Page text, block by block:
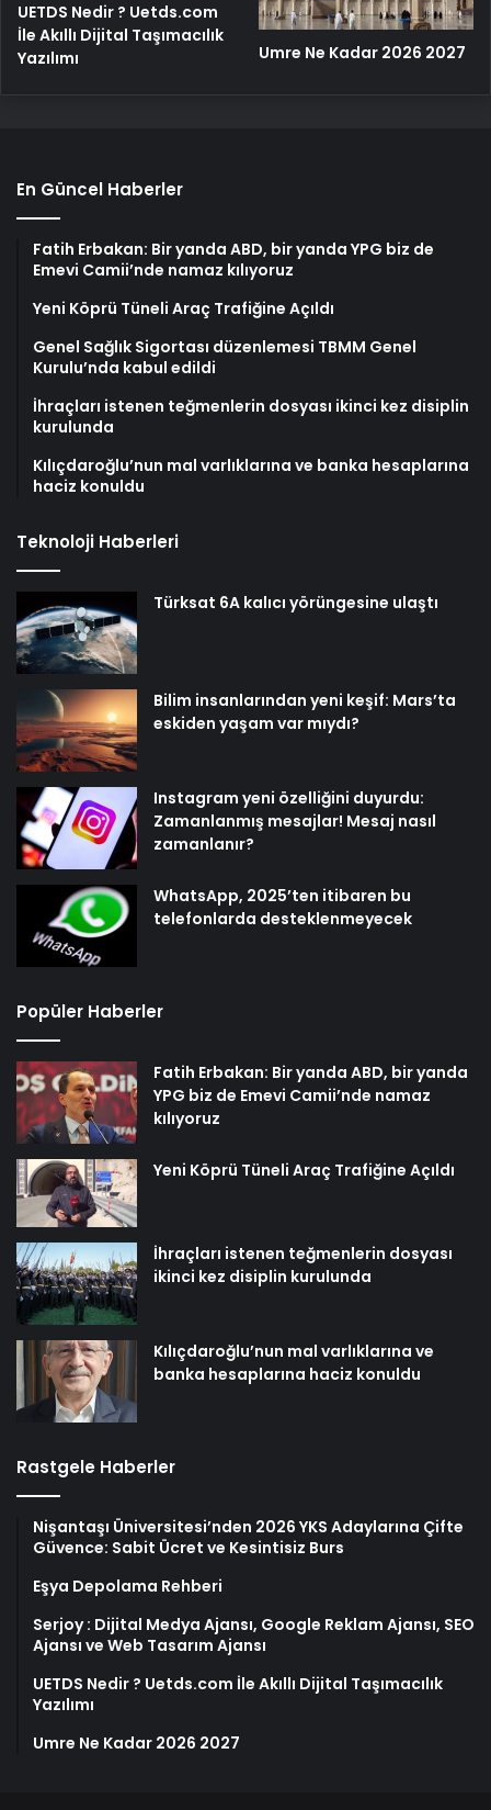
UETDS Nedir ? Uetds.com
İle Akıllı Dijital Taşımacılık
Yazılımı
Umre Ne Kadar 2026 2027
En Güncel Haberler
Fatih Erbakan: Bir yanda ABD, bir yanda YPG biz de
Emevi Camii’nde namaz kılıyoruz
Yeni Köprü Tüneli Araç Trafiğine Açıldı
Genel Sağlık Sigortası düzenlemesi TBMM Genel
Kurulu’nda kabul edildi
İhraçları istenen teğmenlerin dosyası ikinci kez disiplin
kurulunda
Kılıçdaroğlu’nun mal varlıklarına ve banka hesaplarına
haciz konuldu
Teknoloji Haberleri
Türksat 6A kalıcı yörüngesine ulaştı
Bilim insanlarından yeni keşif: Mars’ta
eskiden yaşam var mıydı?
Instagram yeni özelliğini duyurdu:
Zamanlanmış mesajlar! Mesaj nasıl
zamanlanır?
WhatsApp, 2025’ten itibaren bu
telefonlarda desteklenmeyecek
Popüler Haberler
Fatih Erbakan: Bir yanda ABD, bir yanda
YPG biz de Emevi Camii’nde namaz
kılıyoruz
Yeni Köprü Tüneli Araç Trafiğine Açıldı
İhraçları istenen teğmenlerin dosyası
ikinci kez disiplin kurulunda
Kılıçdaroğlu’nun mal varlıklarına ve
banka hesaplarına haciz konuldu
Rastgele Haberler
Nişantaşı Üniversitesi’nden 2026 YKS Adaylarına Çifte
Güvence: Sabit Ücret ve Kesintisiz Burs
Eşya Depolama Rehberi
Serjoy : Dijital Medya Ajansı, Google Reklam Ajansı, SEO
Ajansı ve Web Tasarım Ajansı
UETDS Nedir ? Uetds.com İle Akıllı Dijital Taşımacılık
Yazılımı
Umre Ne Kadar 2026 2027